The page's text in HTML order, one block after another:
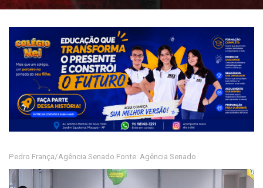
Pedro França/Agência Senado Fonte: Agência Senado